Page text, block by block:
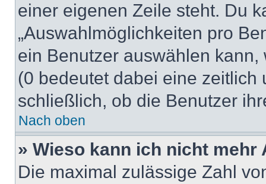
einer eigenen Zeile steht. Du
„Auswahlmöglichkeiten pro
ein Benutzer auswählen
(0 bedeutet dabei eine
schließlich, ob die Benutzer
Nach oben
» Wieso kann ich nicht
Die maximal zulässige Zahl